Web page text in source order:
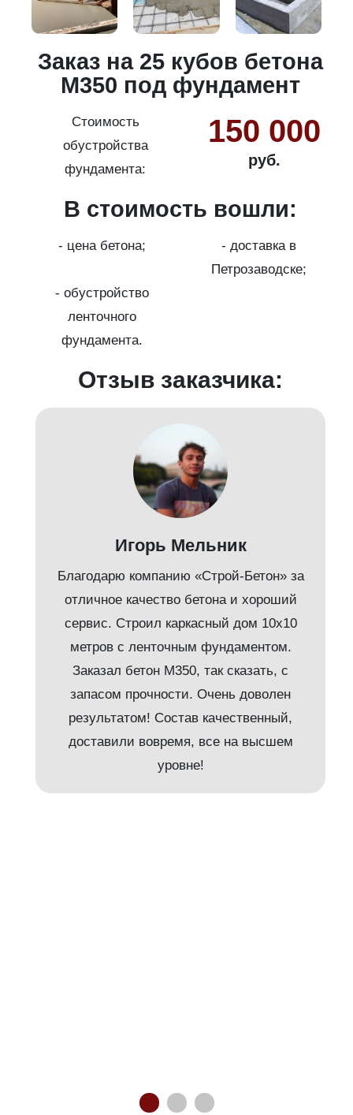
Заказ на 25 кубов бетона
М350 под фундамент
Стоимость
обустройства
фундамента:
150 000
руб.
В стоимость вошли:
- цена бетона;
- доставка в
Петрозаводске;
- обустройство
ленточного
фундамента.
Отзыв заказчика:
Игорь Мельник
Благодарю компанию «Строй-Бетон» за
отличное качество бетона и хороший
сервис. Строил каркасный дом 10х10
метров с ленточным фундаментом.
Заказал бетон М350, так сказать, с
запасом прочности. Очень доволен
результатом! Состав качественный,
доставили вовремя, все на высшем
уровне!